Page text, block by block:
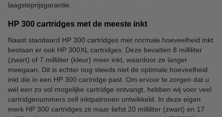
laagsteprijsgarantie.
HP 300 cartridges met de meeste inkt
Naast standaard HP 300 cartridges met normale hoeveelheid inkt
bestaan er ook HP 300XL cartridges. Deze bevatten 8 milliliter
(zwart) of 7 milliliter (kleur) meer inkt, waardoor ze langer
meegaan. Dit is echter nog steeds niet de optimale hoeveelheid
inkt die in een HP 300 cartridge past. Om ervoor te zorgen dat u
wél een zo vol mogelijke cartridge ontvangt, hebben wij voor veel
cartridgenummers zelf inktpatronen ontwikkeld. In deze eigen
merk HP 300 cartridges zit maar liefst 20 milliliter (zwart) en 17